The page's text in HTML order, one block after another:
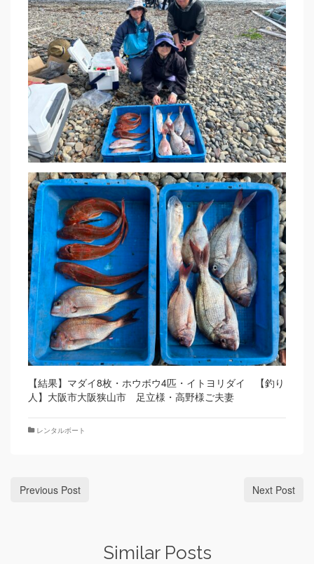
【結果】マダイ8枚・ホウボウ4匹・イトヨリダイ 【釣り
人】大阪市大阪狭山市 足立様・高野様ご夫妻
レンタルボート
Previous Post Next Post
Similar Posts